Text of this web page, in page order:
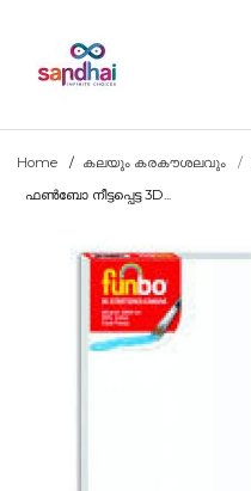
Home കലയും കരകൗശലവും
ഫൺബോ നീട്ടപ്പെട്ട 3D...